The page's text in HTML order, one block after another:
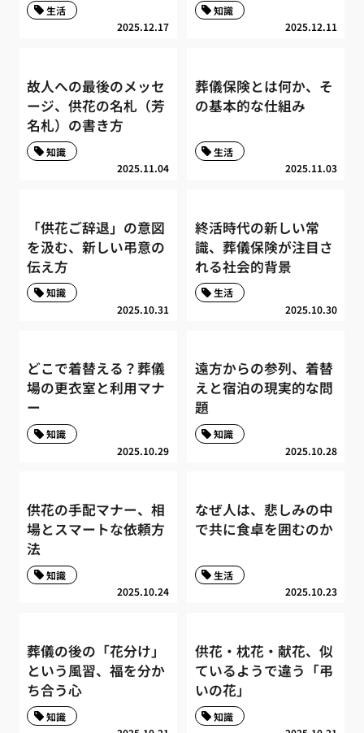
2025.12.17
生活
2025.12.11
知識
故人への最後のメッセ
ージ、供花の名札（芳
名札）の書き方
2025.11.04
知識
葬儀保険とは何か、そ
の基本的な仕組み
2025.11.03
生活
「供花ご辞退」の意図
を汲む、新しい弔意の
伝え方
2025.10.31
知識
終活時代の新しい常
識、葬儀保険が注目さ
れる社会的背景
2025.10.30
生活
どこで着替える？葬儀
場の更衣室と利用マナ
ー
2025.10.29
知識
遠方からの参列、着替
えと宿泊の現実的な問
題
2025.10.28
知識
供花の手配マナー、相
場とスマートな依頼方
法
2025.10.24
知識
なぜ人は、悲しみの中
で共に食卓を囲むのか
2025.10.23
生活
葬儀の後の「花分け」
という風習、福を分か
ち合う心
知識
供花・枕花・献花、似
ているようで違う「弔
いの花」
知識